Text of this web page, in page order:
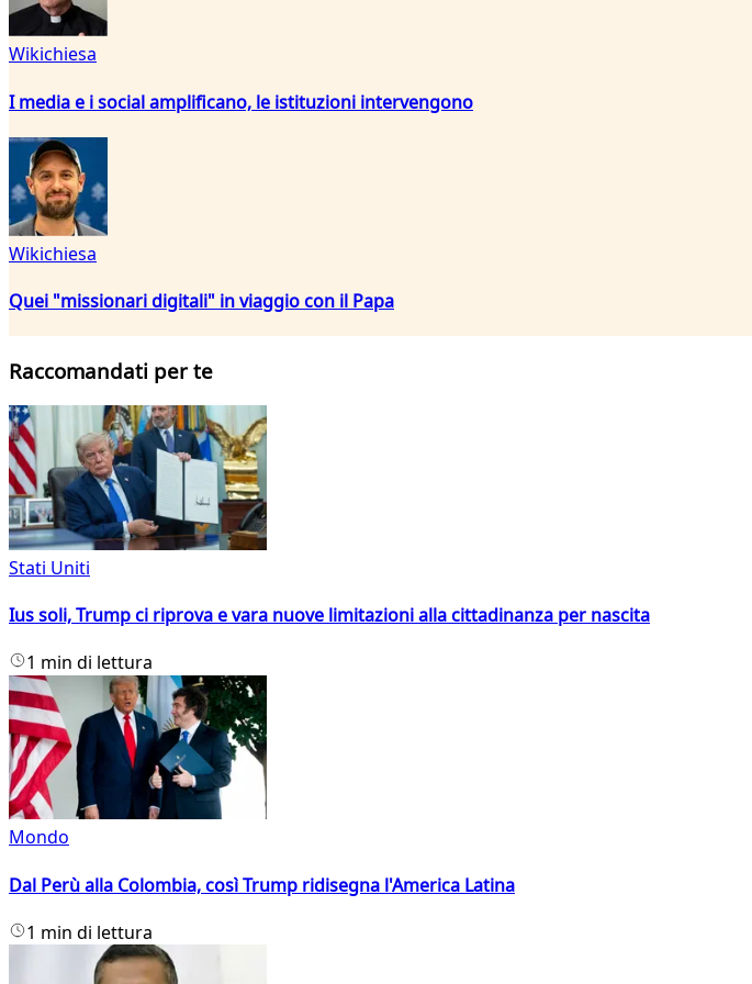
Wikichiesa
I media e i social amplificano, le istituzioni intervengono
Wikichiesa
Quei "missionari digitali" in viaggio con il Papa
Raccomandati per te
Stati Uniti
Ius soli, Trump ci riprova e vara nuove limitazioni alla cittadinanza per nascita
1 min di lettura
Mondo
Dal Perù alla Colombia, così Trump ridisegna l'America Latina
1 min di lettura